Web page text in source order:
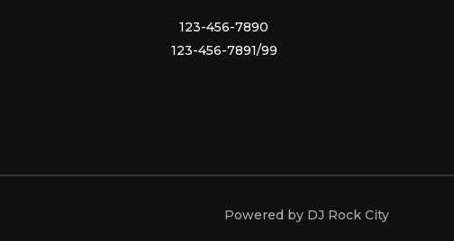
123-456-7890
123-456-7891/99
Powered by DJ Rock City